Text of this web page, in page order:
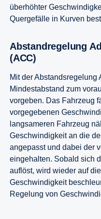
überhöhter
Quergefälle in Kurven
Abstandregelung Adaptive Cruise Control
(ACC)
Mit der Abstandsregelung
Mindestabstand zum
vorgeben. Das Fahrzeug
vorgegebenen
langsameren Fahrzeug
Geschwindigkeit an die
angepasst und dabei der
eingehalten. Sobald sich
auflöst, wird wieder auf
Geschwindigkeit
Regelung von